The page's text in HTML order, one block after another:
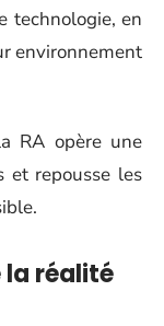
technologie, en
environnement
RA opère une
et repousse les
la réalité